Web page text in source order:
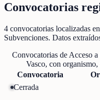
Convocatorias
4 convocatorias localizadas
Subvenciones. Datos
Convocatorias de Acceso
Vasco, con
Convocatoria
Cerrada